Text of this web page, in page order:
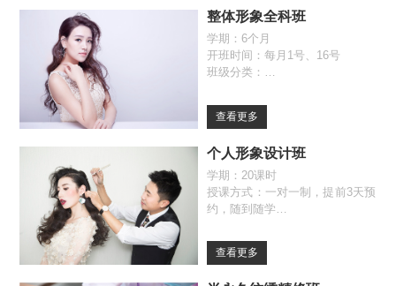
整体形象全科班
学期：6个月
开班时间：每月1号、16号
班级分类：
自由班（09:30-17:00）
查看更多
个人形象设计班
学期：20课时
授课方式：一对一制，提前3天预
约，随到随学
查看更多